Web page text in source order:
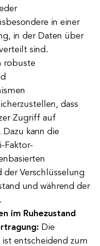
in einer
in der Daten über
sind.
robuste
dass
Zugriff auf
kann die
Faktor-
Verschlüsselung
und während der
im Ruhezustand
Die
entscheidend zum